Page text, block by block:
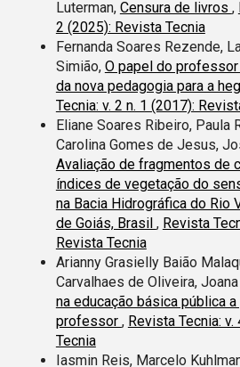
Luterman, Censura de livros ,
2 (2025): Revista Tecnia
Fernanda Soares Rezende,
Simião, O papel do
da nova pedagogia para a
Tecnia: v. 2 n. 1 (2017):
Eliane Soares Ribeiro, Paula
Carolina Gomes de Jesus,
Avaliação de fragmentos de
índices de vegetação do
na Bacia Hidrográfica do Rio
de Goiás, Brasil , Revista
Revista Tecnia
Arianny Grasielly Baião
Carvalhaes de Oliveira,
na educação básica pública
professor , Revista Tecnia:
Tecnia
Iasmin Reis, Marcelo